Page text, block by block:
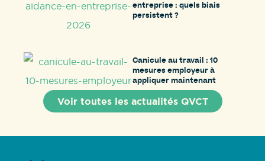
entreprise : quels biais
persistent ?
Canicule au travail : 10
mesures employeur à
appliquer maintenant
Voir toutes les actualités QVCT